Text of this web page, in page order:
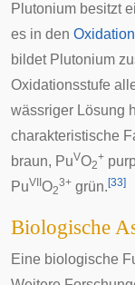
Plutonium besitzt
es in den
bildet Plutonium
Oxidationsstufe
wässriger Lösung
charakteristische
braun, PuVO2
+
PuVII O2
3+ grün. [33]
Biologische
Eine biologische